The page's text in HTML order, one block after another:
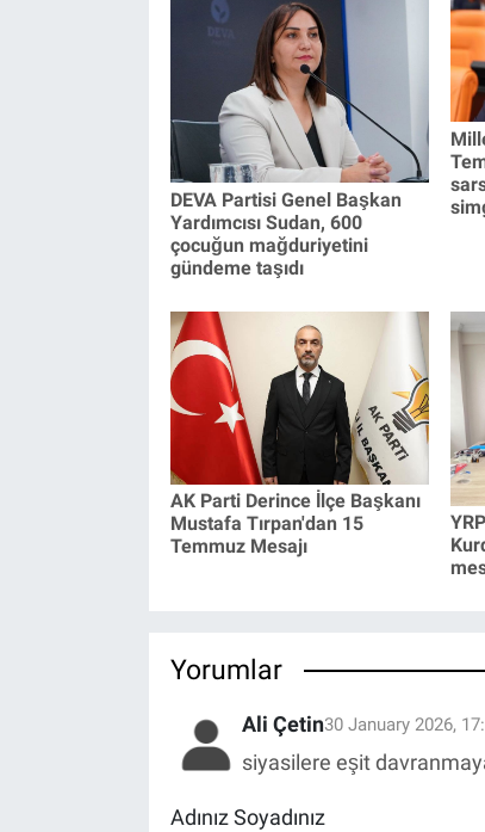
DEVA Partisi Genel Başkan
Yardımcısı Sudan, 600
çocuğun mağduriyetini
gündeme taşıdı
AK Parti Derince İlçe Başkanı
Mustafa Tırpan'dan 15
Temmuz Mesajı
Yorumlar
Ali Çetin30 January 2026,
siyasilere eşit
Adınız Soyadınız